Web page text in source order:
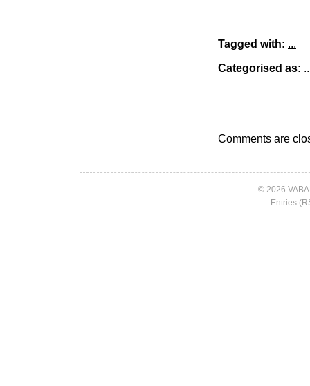
Tagged with: ...
Categorised as:
Comments are
© 2026
Entries